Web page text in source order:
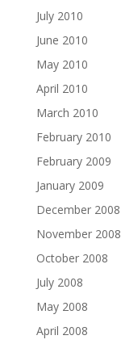
July 2010
June 2010
May 2010
April 2010
March 2010
February 2010
February 2009
January 2009
December 2008
November 2008
October 2008
July 2008
May 2008
April 2008